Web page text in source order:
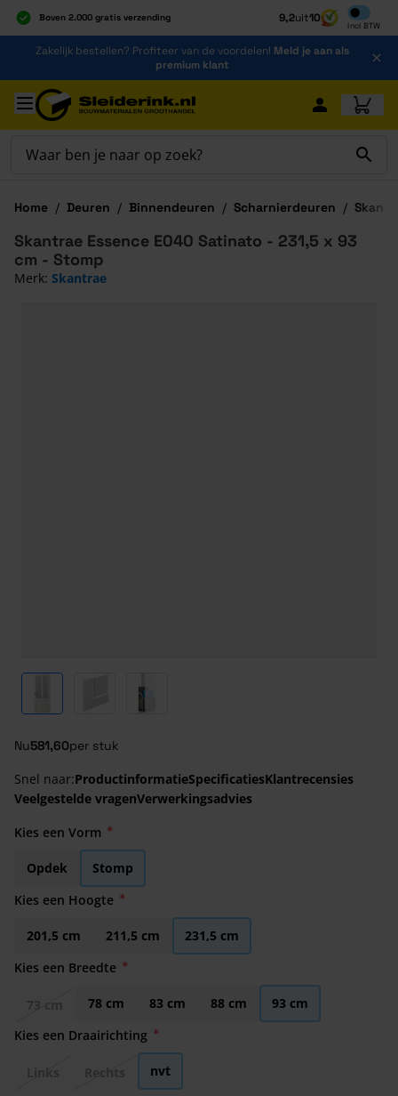
Boven 2.000 gratis verzending
Al 40 jaar dé specialist
Alles onder één dak
9,2uit10
Incl BTW
Inclusief
Ga naar de inhoud
Zakelijk bestellen? Profiteer van de voordelen! Meld je aan als
premium klant
Ga naar hoofdinhoud
Home / Deuren / Binnendeuren / Scharnierdeuren /
Nu581,60per stuk
Skantrae Essence E040 Satinato - 231,5 x 93
cm - Stomp
Merk: Skantrae
Snel naar:ProductinformatieSpecificatiesKlantrecensies
Veelgestelde vragenVerwerkingsadvies
Kies een Vorm
Opdek
Stomp
Kies een Hoogte
201,5 cm 211,5 cm
231,5 cm
Kies een Breedte
78 cm 83 cm 88 cm
93 cm
Kies een Draairichting
nvt